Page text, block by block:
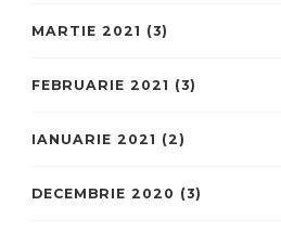
MARTIE 2021 (3)
FEBRUARIE 2021 (3)
IANUARIE 2021 (2)
DECEMBRIE 2020 (3)